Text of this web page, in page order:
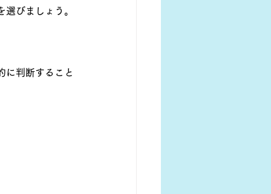
びましょう。
に判断すること